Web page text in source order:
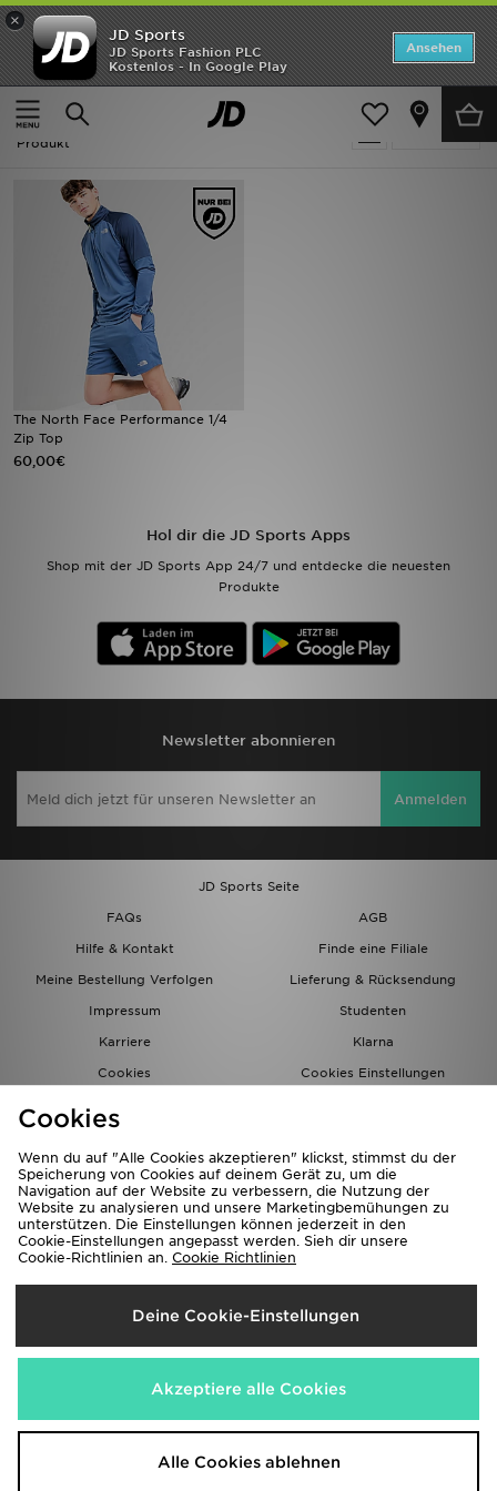
×
JD Sports
JD Sports Fashion PLC
Kostenlos - In Google Play
Ansehen
Home
The North Face Trainingsjacken
Verfeinern
The North Face Trainingsjacken
Produkt
The North Face Performance 1/4
Zip Top
60,00€
Hol dir die JD Sports Apps
Shop mit der JD Sports App 24/7 und entdecke die neuesten
Produkte
Newsletter abonnieren
Anmelden
JD Sports Seite
FAQs
AGB
Hilfe & Kontakt
Finde eine Filiale
Meine Bestellung Verfolgen
Lieferung & Rücksendung
Impressum
Studenten
Karriere
Klarna
Cookies
Cookies Einstellungen
Lieferung Nach
Deutschland
Wir akzeptieren folgende Zahlungsmethoden
Corporate Website www.jdplc.com
ANGEBOTE
Neuheiten
Herren
Damen
Bestsellers
Sport
Hilfe & Kontakt
Geschenkgutschein
Blog
Cookies
Wenn du auf "Alle Cookies akzeptieren" klickst, stimmst du der
Speicherung von Cookies auf deinem Gerät zu, um die
Navigation auf der Website zu verbessern, die Nutzung der
Website zu analysieren und unsere Marketingbemühungen zu
unterstützen. Die Einstellungen können jederzeit in den
Cookie-Einstellungen angepasst werden. Sieh dir unsere
Cookie-Richtlinien an. Cookie Richtlinien
Deine Cookie-Einstellungen
Akzeptiere alle Cookies
Alle Cookies ablehnen